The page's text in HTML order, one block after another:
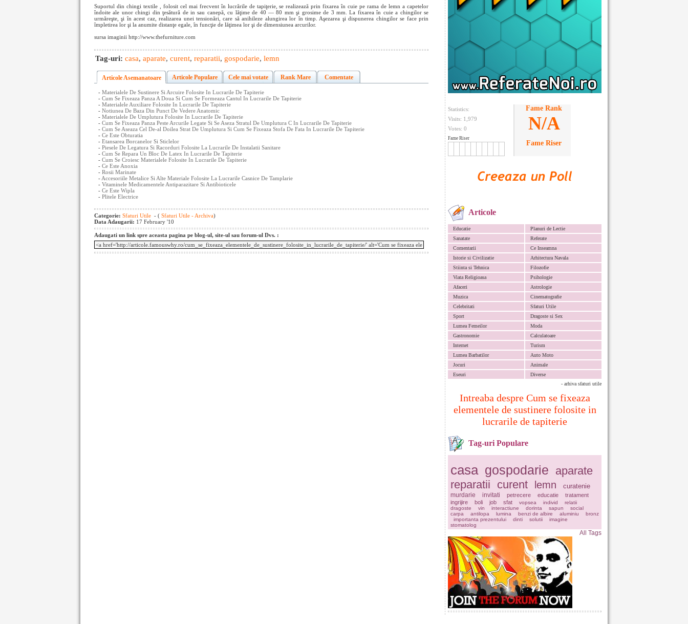
Statistics:
Visits: 1,979
Votes: 0
Fame Riser
Fame Rank
N/A
Fame Riser
Articole
Educatie
Planuri de Lectie
Sanatate
Referate
Comentarii
Ce Inseamna
Istorie si Civilizatie
Arhitectura Navala
Stiinta si Tehnica
Filozofie
Viata Religioasa
Psihologie
Afaceri
Astrologie
Muzica
Cinematografie
Celebritati
Sfaturi Utile
Sport
Dragoste si Sex
Lumea Femeilor
Moda
Gastronomie
Calculatoare
Internet
Turism
Lumea Barbatilor
Auto Moto
Jocuri
Animale
Eseuri
Diverse
- arhiva sfaturi utile
Intreaba despre Cum se fixeaza
elementele de sustinere folosite in
lucrarile de tapiterie
Tag-uri Populare
casa gospodarie aparate
reparatii curent lemn curatenie
murdarie invitati petrecere educatie
tratament
ingrijire
boli job sfat vopsea individ
relatii
dragoste
vin interactiune dorinta sapun
social
carpa
antilopa lumina benzi de albire aluminiu
bronz
importanta prezentului
dinti solutii
imagine
stomatolog
All Tags
Suportul din chingi textile , folosit cel mai frecvent în lucrările de tapiţerie, se realizează prin fixarea în cuie pe rama de lemn a capetelor
îndoite ale unor chingi din ţesătură de in sau canepă, cu lăţime de 40 — 80 mm şi grosime de 3 mm. La fixarea în cuie a chingilor se
urmăreşte, şi în acest caz, realizarea unei tensionări, care să anihileze alungirea lor în timp. Aşezarea şi dispunerea chingilor se face prin
împletirea lor şi la anumite distanţe egale, în funcţie de lăţimea lor şi de dimensiunea arcurilor.
sursa imaginii http://www.thefurniture.com
Tag-uri: casa, aparate, curent, reparatii, gospodarie, lemn
Articole Asemanatoare Articole Populare Cele mai votate Rank Mare Comentate
- Materialele De Sustinere Si Arcuire Folosite In Lucrarile De Tapiterie
- Cum Se Fixeaza Panza A Doua Si Cum Se Formeaza Cantul In Lucrarile De Tapiterie
- Materialele Auxiliare Folosite In Lucrarile De Tapiterie
- Notiunea De Baza Din Punct De Vedere Anatomic
- Materialele De Umplutura Folosite In Lucrarile De Tapiterie
- Cum Se Fixeaza Panza Peste Arcurile Legate Si Se Aseza Stratul De Umplutura C In Lucrarile De Tapiterie
- Cum Se Aseaza Cel De-al Doilea Strat De Umplutura Si Cum Se Fixeaza Stofa De Fata In Lucrarile De Tapiterie
- Ce Este Obturatia
- Etansarea Borcanelor Si Sticlelor
- Piesele De Legatura Si Racorduri Folosite La Lucrarile De Instalatii Sanitare
- Cum Se Repara Un Bloc De Latex In Lucrarile De Tapiterie
- Cum Se Croiesc Materialele Folosite In Lucrarile De Tapiterie
- Ce Este Anoxia
- Rosii Marinate
- Accesoriile Metalice Si Alte Materiale Folosite La Lucrarile Casnice De Tamplarie
- Vitaminele Medicamentele Antiparazitare Si Antibioticele
- Ce Este Wipla
- Plitele Electrice
Categorie: Sfaturi Utile - ( Sfaturi Utile - Archiva)
Data Adaugarii: 17 February '10
Adaugati un link spre aceasta pagina pe blog-ul, site-ul sau forum-ul Dvs. :